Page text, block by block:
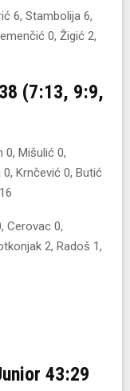
6, Stambolija 6,
0, Žigić 2,
(7:13, 9:9,
0, Mišulić 0,
Krnčević 0, Butić
Cerovac 0,
2, Radoš 1,
43:29